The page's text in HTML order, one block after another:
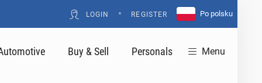
LOGIN • REGISTER Po polsku
Buy & Sell Personals Menu